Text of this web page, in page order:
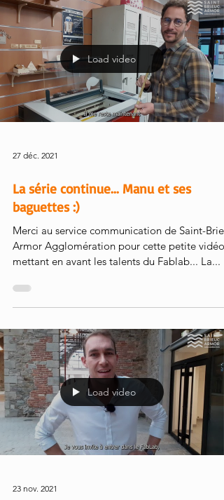
Load video
27 déc. 2021
La série continue... Manu et ses
baguettes :)
Armor Agglomération pour cette petite vidéo
mettant en avant les talents du Fablab... La...
Load video